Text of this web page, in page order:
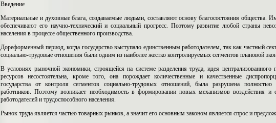
Введение
Материальные и духовные блага, создаваемые людьми, составляют основу благосостояния общества.
обеспечивают его научно-технический и социальный прогресс. Поэтому развитие любой страны
населения в процессе общественного производства.
Дореформенный период, когда государство выступало единственным работодателем, так как частный
социально-трудовые отношения были одним из наиболее жестко контролируемых сегментов плановой
В условиях рыночной экономики, строящейся на системе разделения труда, идея централизованного
ресурсов несостоятельна, кроме того, она порождает количественные и качественные
государства от контроля сегментов социально-трудовых отношений, была разрушена полностью
работников. Поэтому возникает необходимость в формировании новых механизмов воздействия и
работодателей и трудоспособного населения.
Рынок труда является частью товарных рынков, а значит его основным законом является спрос и